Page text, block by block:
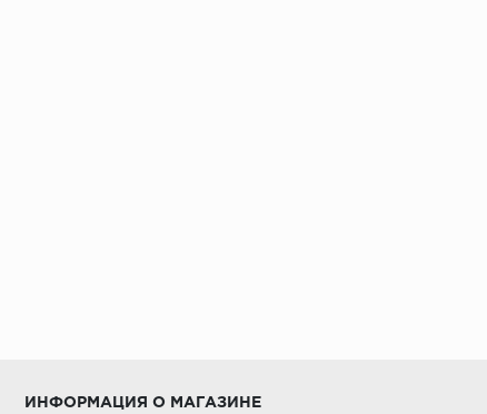
ИНФОРМАЦИЯ О МАГАЗИНЕ